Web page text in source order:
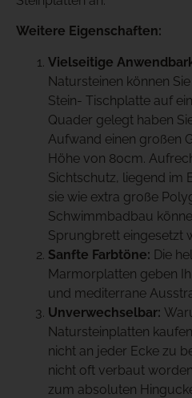
Weitere Eigenschaften:
Vielseitige
Natursteinen können
Stein- Tischplatte auf
Quader gelegt haben
Aufwand einen großen
Höhe von 80cm.
Sichtschutz, liegend im
sie wie extra große
Schwimmbadbau
Sprungbrett eingesetzt
Sanfte Farbtöne: Die
Marmorplatten geben
und mediterrane
Unverwechselbar:
Natursteinplatten
nicht an jeder Ecke zu
nicht oft verbaut
zum absoluten